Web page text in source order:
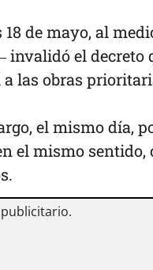
18 de mayo, al
el decreto
las obras
el mismo día,
el mismo